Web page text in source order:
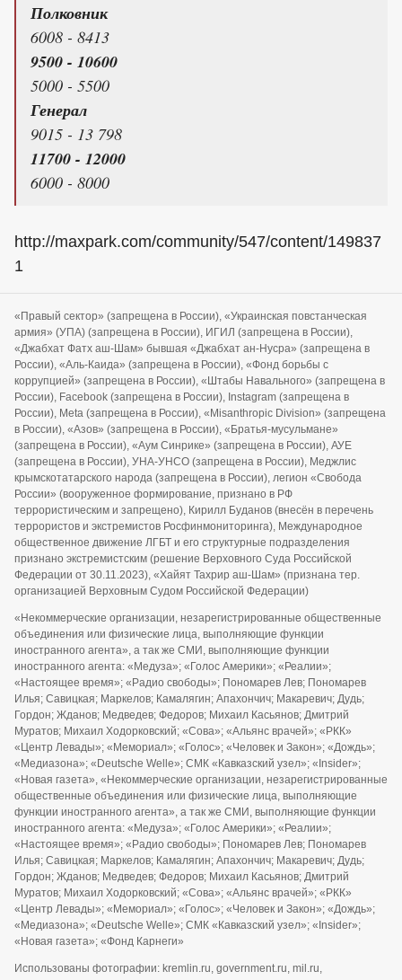
Полковник
6008 - 8413
9500 - 10600
5000 - 5500
Генерал
9015 - 13 798
11700 - 12000
6000 - 8000
http://maxpark.com/community/547/content/149837
1
«Правый сектор» (запрещена в России), «Украинская повстанческая
армия» (УПА) (запрещена в России), ИГИЛ (запрещена в России),
«Джабхат Фатх аш-Шам» бывшая «Джабхат ан-Нусра» (запрещена в
России), «Аль-Каида» (запрещена в России), «Фонд борьбы с
коррупцией» (запрещена в России), «Штабы Навального» (запрещена в
России), Facebook (запрещена в России), Instagram (запрещена в
России), Meta (запрещена в России), «Misanthropic Division» (запрещена
в России), «Азов» (запрещена в России), «Братья-мусульмане»
(запрещена в России), «Аум Синрике» (запрещена в России), АУЕ
(запрещена в России), УНА-УНСО (запрещена в России), Меджлис
крымскотатарского народа (запрещена в России), легион «Свобода
России» (вооруженное формирование, признано в РФ
террористическим и запрещено), Кирилл Буданов (внесён в перечень
террористов и экстремистов Росфинмониторинга), Международное
общественное движение ЛГБТ и его структурные подразделения
признано экстремистским (решение Верховного Суда Российской
Федерации от 30.11.2023), «Хайят Тахрир аш-Шам» (признана тер.
организацией Верховным Судом Российской Федерации)
«Некоммерческие организации, незарегистрированные общественные
объединения или физические лица, выполняющие функции
иностранного агента», а так же СМИ, выполняющие функции
иностранного агента: «Медуза»; «Голос Америки»; «Реалии»;
«Настоящее время»; «Радио свободы»; Пономарев Лев; Пономарев
Илья; Савицкая; Маркелов; Камалягин; Апахончич; Макаревич; Дудь;
Гордон; Жданов; Медведев; Федоров; Михаил Касьянов; Дмитрий
Муратов; Михаил Ходорковский; «Сова»; «Альянс врачей»; «РКК»
«Центр Левады»; «Мемориал»; «Голос»; «Человек и Закон»; «Дождь»;
«Медиазона»; «Deutsche Welle»; СМК «Кавказский узел»; «Insider»;
«Новая газета», «Некоммерческие организации, незарегистрированные
общественные объединения или физические лица, выполняющие
функции иностранного агента», а так же СМИ, выполняющие функции
иностранного агента: «Медуза»; «Голос Америки»; «Реалии»;
«Настоящее время»; «Радио свободы»; Пономарев Лев; Пономарев
Илья; Савицкая; Маркелов; Камалягин; Апахончич; Макаревич; Дудь;
Гордон; Жданов; Медведев; Федоров; Михаил Касьянов; Дмитрий
Муратов; Михаил Ходорковский; «Сова»; «Альянс врачей»; «РКК»
«Центр Левады»; «Мемориал»; «Голос»; «Человек и Закон»; «Дождь»;
«Медиазона»; «Deutsche Welle»; СМК «Кавказский узел»; «Insider»;
«Новая газета»; «Фонд Карнеги»
Использованы фотографии: kremlin.ru, government.ru, mil.ru,